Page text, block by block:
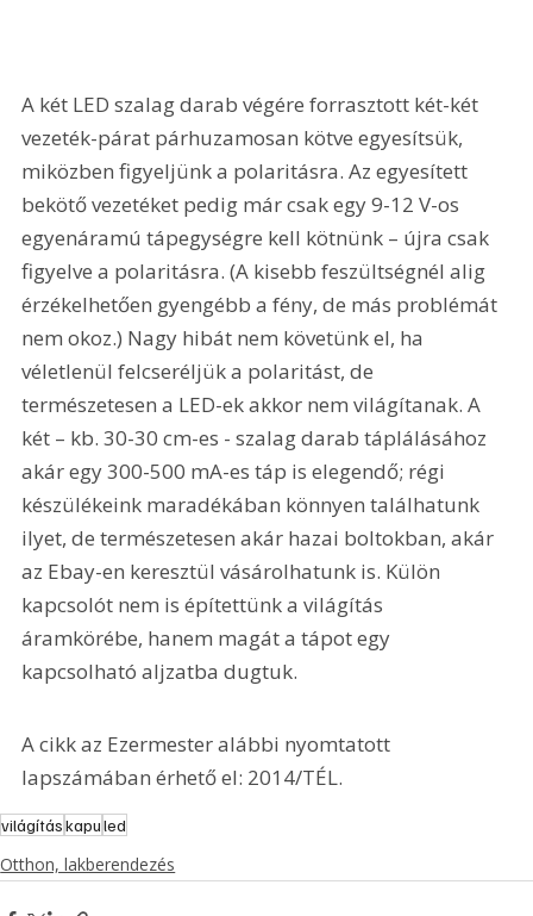
A két LED szalag darab végére forrasztott két-két
vezeték-párat párhuzamosan kötve egyesítsük,
miközben figyeljünk a polaritásra. Az egyesített
bekötő vezetéket pedig már csak egy 9-12 V-os
egyenáramú tápegységre kell kötnünk – újra csak
figyelve a polaritásra. (A kisebb feszültségnél alig
érzékelhetően gyengébb a fény, de más problémát
nem okoz.) Nagy hibát nem követünk el, ha
véletlenül felcseréljük a polaritást, de
természetesen a LED-ek akkor nem világítanak. A
két – kb. 30-30 cm-es - szalag darab táplálásához
akár egy 300-500 mA-es táp is elegendő; régi
készülékeink maradékában könnyen találhatunk
ilyet, de természetesen akár hazai boltokban, akár
az Ebay-en keresztül vásárolhatunk is. Külön
kapcsolót nem is építettünk a világítás
áramkörébe, hanem magát a tápot egy
kapcsolható aljzatba dugtuk.
A cikk az Ezermester alábbi nyomtatott
lapszámában érhető el: 2014/TÉL.
világításkapuled
Otthon, lakberendezés